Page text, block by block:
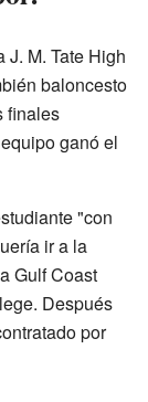
M. Tate High
baloncesto
finales
ganó el
"con
ir a la
Gulf Coast
Después
por